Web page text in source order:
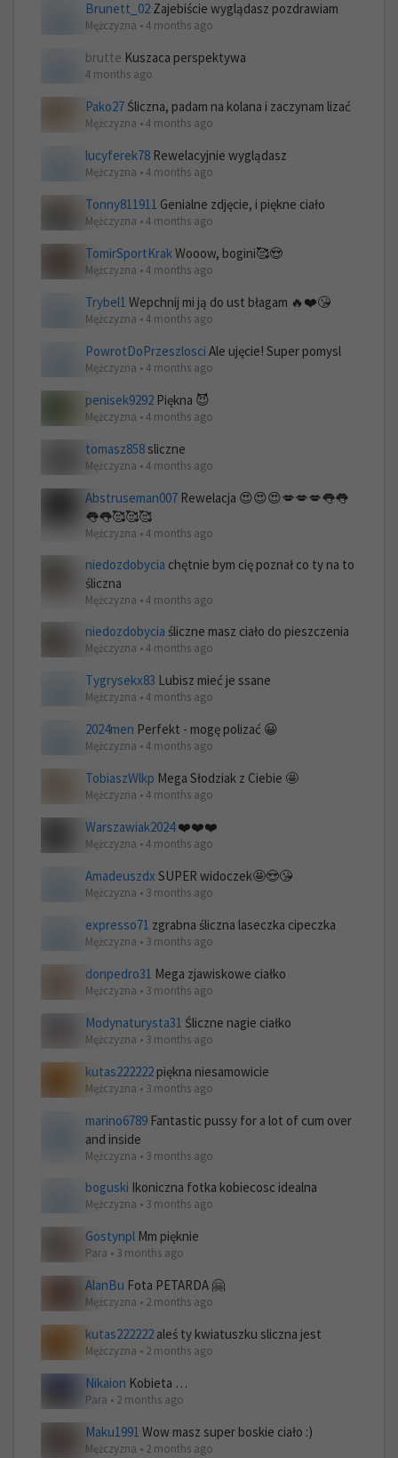
Brunett_02 Zajebiście wyglądasz pozdrawiam
Mężczyzna • 4 months ago
brutte Kuszaca perspektywa
4 months ago
Pako27 Śliczna, padam na kolana i zaczynam lizać
Mężczyzna • 4 months ago
lucyferek78 Rewelacyjnie wyglądasz
Mężczyzna • 4 months ago
Tonny811911 Genialne zdjęcie, i piękne ciało
Mężczyzna • 4 months ago
TomirSportKrakWooow, bogini🥰😍
Mężczyzna • 4 months ago
Trybel1 Wepchnij mi ją do ust błagam 🔥❤️😘
Mężczyzna • 4 months ago
PowrotDoPrzeszlosci Ale ujęcie! Super pomysl
Mężczyzna • 4 months ago
penisek9292 Piękna 😈
Mężczyzna • 4 months ago
tomasz858sliczne
Mężczyzna • 4 months ago
Abstruseman007 Rewelacja 😍😍😍💋💋💋👅👅
👅👅🥰🥰🥰
Mężczyzna • 4 months ago
niedozdobycia chętnie bym cię poznał co ty na to
śliczna
Mężczyzna • 4 months ago
niedozdobycia śliczne masz ciało do pieszczenia
Mężczyzna • 4 months ago
Tygrysekx83 Lubisz mieć je ssane
Mężczyzna • 4 months ago
2024men Perfekt - mogę polizać 😀
Mężczyzna • 4 months ago
TobiaszWlkp Mega Słodziak z Ciebie 🤩
Mężczyzna • 4 months ago
Warszawiak2024❤️❤️❤️
Mężczyzna • 4 months ago
Amadeuszdx SUPER widoczek🤩😍😘
Mężczyzna • 3 months ago
expresso71 zgrabna śliczna laseczka cipeczka
Mężczyzna • 3 months ago
donpedro31 Mega zjawiskowe ciałko
Mężczyzna • 3 months ago
Modynaturysta31 Śliczne nagie ciałko
Mężczyzna • 3 months ago
kutas222222 piękna niesamowicie
Mężczyzna • 3 months ago
marino6789 Fantastic pussy for a lot of cum over
and inside
Mężczyzna • 3 months ago
boguski Ikoniczna fotka kobiecosc idealna
Mężczyzna • 3 months ago
Gostynpl Mm pięknie
Para • 3 months ago
AlanBu Fota PETARDA 🤗
Mężczyzna • 2 months ago
kutas222222 aleś ty kwiatuszku sliczna jest
Mężczyzna • 2 months ago
Nikaion Kobieta …
Para • 2 months ago
Maku1991 Wow masz super boskie ciało :)
Mężczyzna • 2 months ago